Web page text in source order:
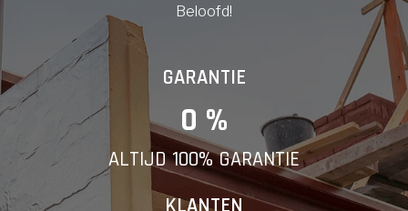
Beloofd!
GARANTIE
0 %
ALTIJD 100% GARANTIE